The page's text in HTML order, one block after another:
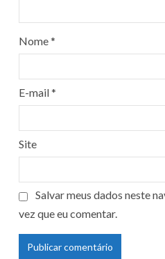
Nome*
E-mail*
Site
Salvar meus dados neste
vez que eu comentar.